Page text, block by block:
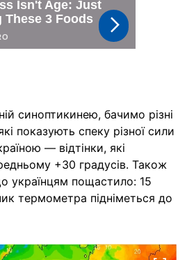
синоптикинею, бачимо різні
показують спеку різної сили
— відтінки, які
+30 градусів. Також
українцям пощастило: 15
термометра підніметься до